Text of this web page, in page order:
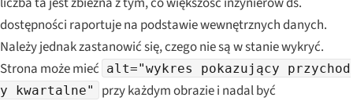
dostępności raportuje na podstawie wewnętrznych danych.
Należy jednak zastanowić się, czego nie są w stanie wykryć.
Strona może mieć alt="wykres pokazujący przychod
y kwartalne"
przy każdym obrazie i nadal być